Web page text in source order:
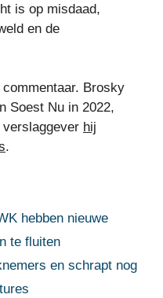
is op misdaad,
en de
Brosky
Soest Nu in 2022,
hij
.
hebben nieuwe
te fluiten
en schrapt nog